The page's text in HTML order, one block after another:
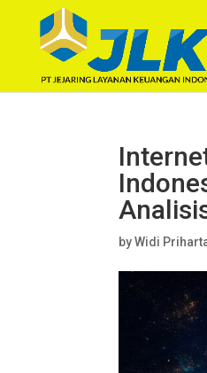
byWidi